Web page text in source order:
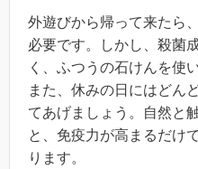
外遊びから帰って来たら
必要です。しかし、殺菌
く、ふつうの石けんを使
また、休みの日にはどん
てあげましょう。自然と
と、免疫力が高まるだけ
ります。